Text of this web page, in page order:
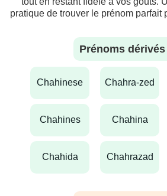
pratique de trouver le prénom parfait
Prénoms dérivés
chahinese chahra-zed
chahines chahina
chahida chahrazad